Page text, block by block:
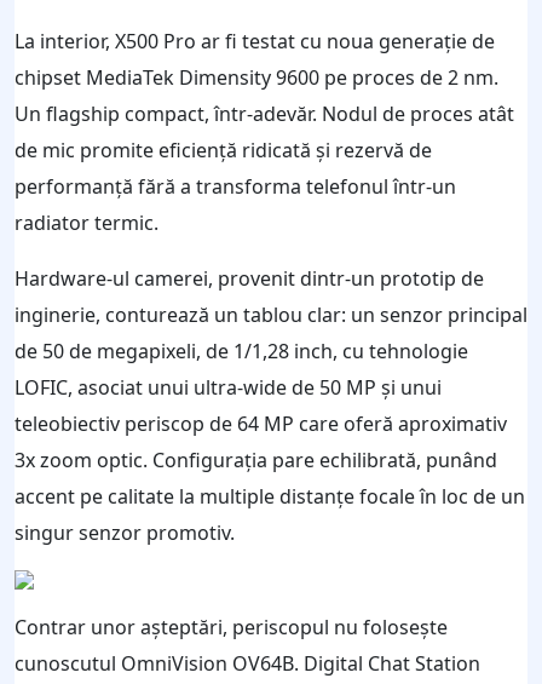
La interior, X500 Pro ar fi testat cu noua generație de
chipset MediaTek Dimensity 9600 pe proces de 2 nm.
Un flagship compact, într-adevăr. Nodul de proces atât
de mic promite eficiență ridicată și rezervă de
performanță fără a transforma telefonul într-un
radiator termic.
Hardware-ul camerei, provenit dintr-un prototip de
inginerie, conturează un tablou clar: un senzor principal
de 50 de megapixeli, de 1/1,28 inch, cu tehnologie
LOFIC, asociat unui ultra-wide de 50 MP și unui
teleobiectiv periscop de 64 MP care oferă aproximativ
3x zoom optic. Configurația pare echilibrată, punând
accent pe calitate la multiple distanțe focale în loc de un
singur senzor promotiv.
Contrar unor așteptări, periscopul nu folosește
cunoscutul OmniVision OV64B. Digital Chat Station